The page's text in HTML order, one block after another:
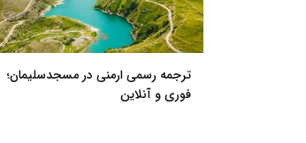
ترجمه رسمی ارمنی در مسجدسلیمان؛
فوری و آنلاین